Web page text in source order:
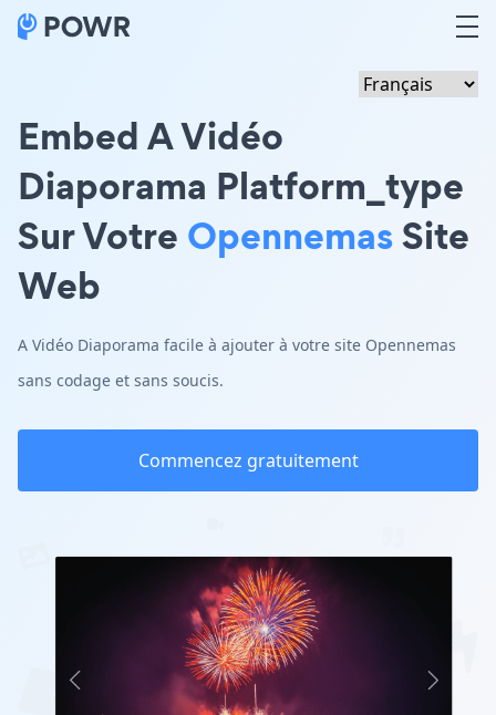
Embed A Vidéo
Diaporama Platform_type
Sur Votre OpennemasSite
Web
A Vidéo Diaporama facile à ajouter à votre site Opennemas
sans codage et sans soucis.
Commencez gratuitement